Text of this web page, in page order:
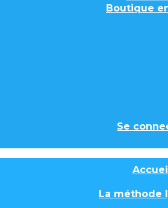
Boutique
Se
La méthode